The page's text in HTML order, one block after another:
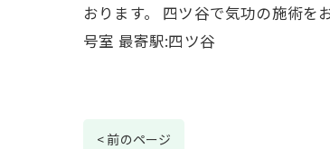
おります。 四ツ谷で気功の施術を
号室 最寄駅:四ツ谷
< 前のページ